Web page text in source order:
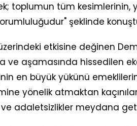
toplumun tüm kesimlerinin,
şeklinde
etkisine değinen
ve aşamasında hissedilen
en büyük yükünü
yönelik atmaktan
adaletsizlikler meydana